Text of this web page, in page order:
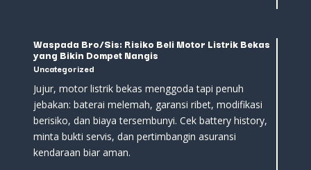
Waspada Bro/Sis: Risiko Beli Motor Listrik Bekas
yang Bikin Dompet Nangis
Uncategorized
Jujur, motor listrik bekas menggoda tapi penuh
jebakan: baterai melemah, garansi ribet, modifikasi
berisiko, dan biaya tersembunyi. Cek battery history,
minta bukti servis, dan pertimbangin asuransi
kendaraan biar aman.